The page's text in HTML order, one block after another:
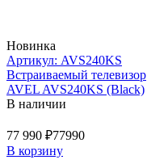
Новинка
Артикул: AVS240KS
Встраиваемый телевизор
AVEL AVS240KS (Black)
В наличии
77 990 ₽77990
В корзину